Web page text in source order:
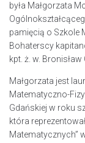
była Małgorzata
pamięcią o Szkole
Bohaterscy
kpt. ż. w. Bronisław
Małgorzata jest
Matematyczno-
Gdańskiej w roku
która
Matematycznych”